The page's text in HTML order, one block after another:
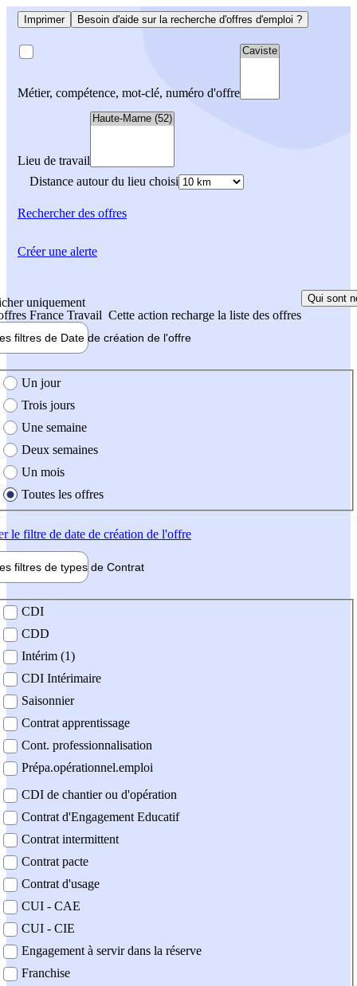
Imprimer Besoin d'aide sur la recherche d'offres d'emploi ?
Métier, compétence, mot-clé, numéro d'offre
Lieu de travail
Distance autour du lieu choisi
Rechercherdes offres
uniquement
France Travail Cette action recharge la liste des offres
Qui sont
filtres de Date de création de l'offre
création de l'offre
Un jour
Trois jours
Une semaine
Deux semaines
Un mois
Toutes les offres
le filtre de date de création de l'offre
filtres de types de Contrat
contrat
CDI
CDD
Intérim (1)
CDI Intérimaire
Saisonnier
Contrat apprentissage
Cont. professionnalisation
Prépa.opérationnel.emploi
CDI de chantier ou d'opération
Contrat d'Engagement Educatif
Contrat intermittent
Contrat pacte
Contrat d'usage
CUI - CAE
CUI - CIE
Engagement à servir dans la réserve
Franchise
Créer une alerte